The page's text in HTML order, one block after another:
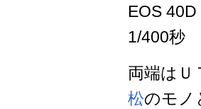
EOS
1/400秒
両端はＵ
松のモノ